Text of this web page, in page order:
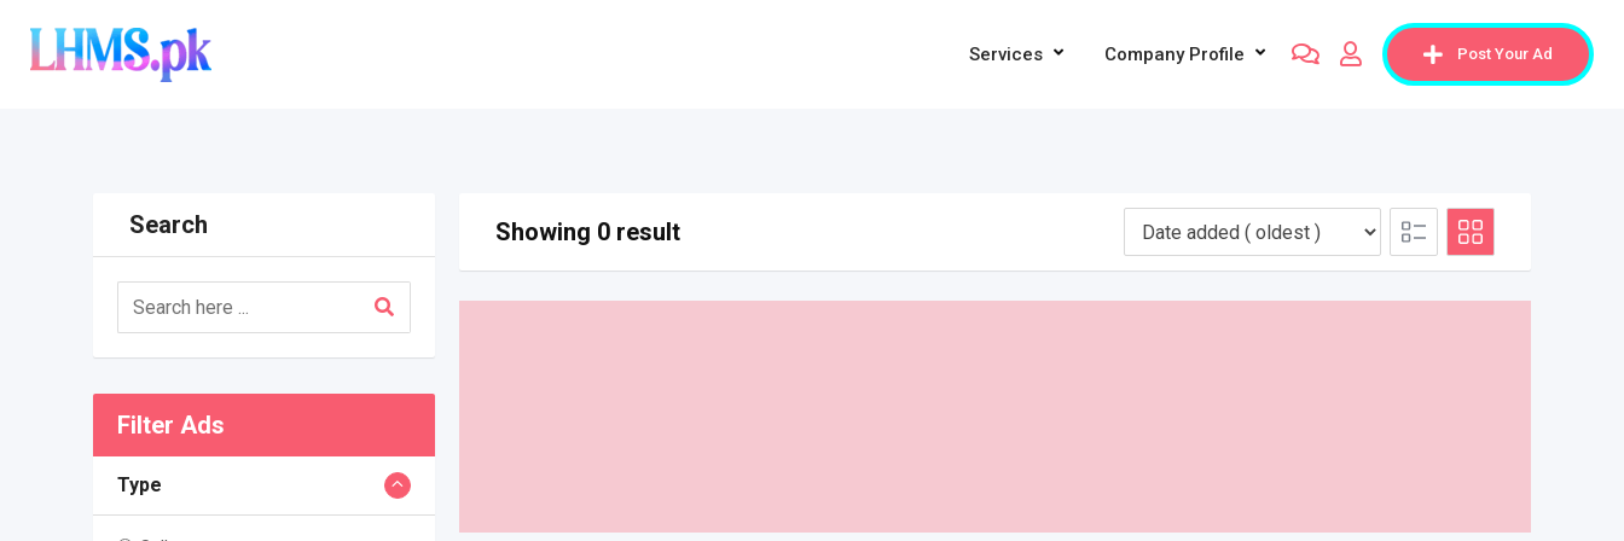
content
Post Your Ad
Services Company Profile
Search
Filter Ads
Type
Showing 0 result